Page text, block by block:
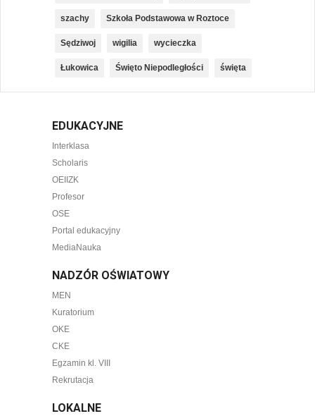
szachy Szkoła Podstawowa w Roztoce
Sędziwoj wigilia wycieczka
Łukowica Święto Niepodległości święta
EDUKACYJNE
Interklasa
Scholaris
OEIIZK
Profesor
OSE
Portal edukacyjny
MediaNauka
NADZÓR OŚWIATOWY
MEN
Kuratorium
OKE
CKE
Egzamin kl. VIII
Rekrutacja
LOKALNE